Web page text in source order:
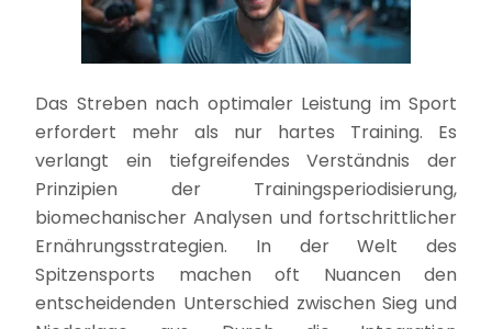
Das Streben nach optimaler Leistung im Sport
erfordert mehr als nur hartes Training. Es
verlangt ein tiefgreifendes Verständnis der
Prinzipien der Trainingsperiodisierung,
biomechanischer Analysen und fortschrittlicher
Ernährungsstrategien. In der Welt des
Spitzensports machen oft Nuancen den
entscheidenden Unterschied zwischen Sieg und